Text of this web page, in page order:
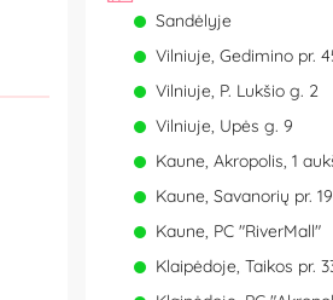
Sandėlyje
Vilniuje, Gedimino pr.
Vilniuje, P. Lukšio g. 2
Vilniuje, Upės g. 9
Kaune, Akropolis, 1
Kaune, Savanorių pr.
Kaune, PC "RiverMall"
Klaipėdoje, Taikos pr.